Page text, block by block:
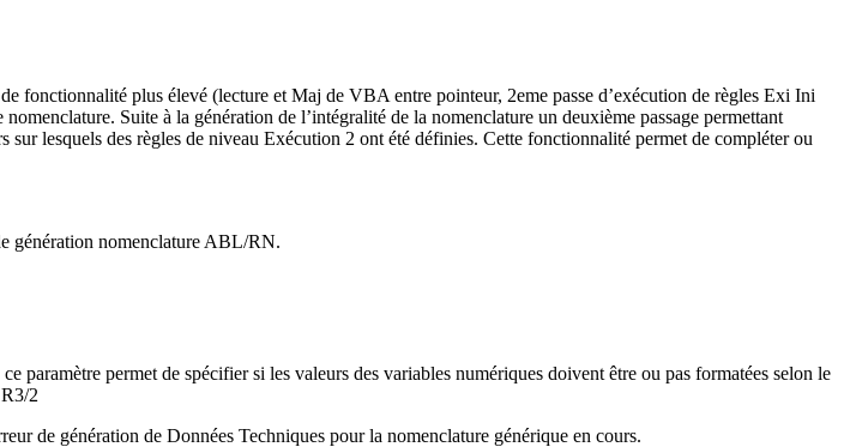
fonctionnalité plus élevé (lecture et Maj de VBA entre pointeur, 2eme passe d’exécution de règles Exi Ini
Suite à la génération de l’intégralité de la nomenclature un deuxième passage permettant
lesquels des règles de niveau Exécution 2 ont été définies. Cette fonctionnalité permet de compléter ou
génération nomenclature ABL/RN.
permet de spécifier si les valeurs des variables numériques doivent être ou pas formatées selon le
2
de génération de Données Techniques pour la nomenclature générique en cours.